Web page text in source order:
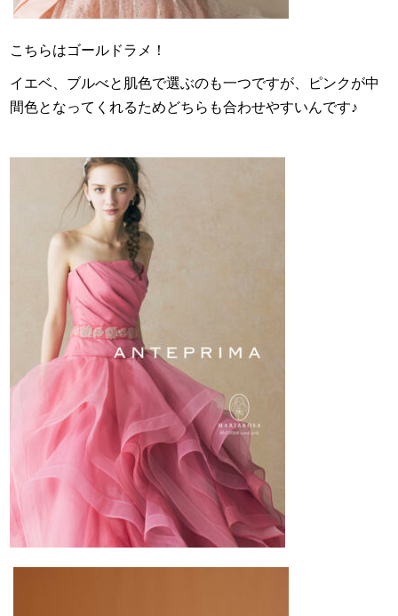
こちらはゴールドラメ！
イエベ、ブルべと肌色で選ぶのも一つですが、ピンクが中
間色となってくれるためどちらも合わせやすいんです♪